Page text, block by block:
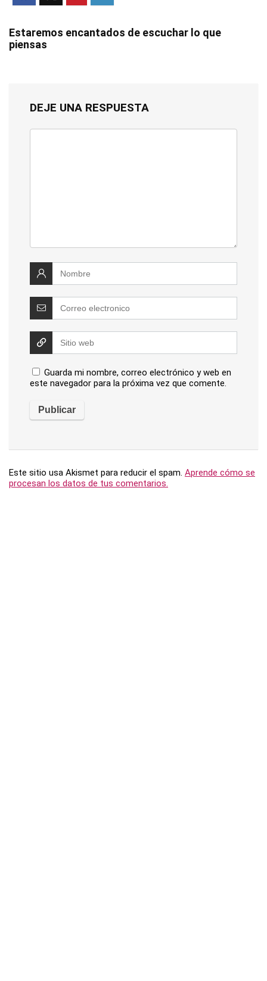
Estaremos encantados de escuchar lo que
piensas
DEJE UNA RESPUESTA
Guarda mi nombre, correo electrónico y web en
este navegador para la próxima vez que comente.
Este sitio usa Akismet para reducir el spam. Aprende cómo se
procesan los datos de tus comentarios.